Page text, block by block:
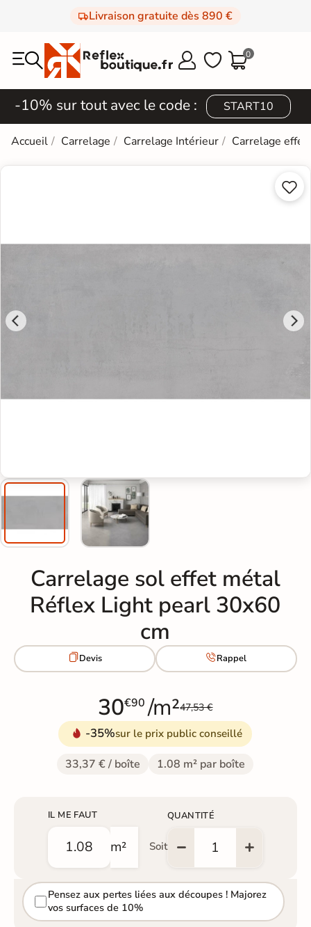
Livraison gratuite dès 890 €
  0
-10% sur tout avec le code : START10
Accueil Carrelage Carrelage Intérieur Carrelage


Carrelage sol effet métal
Réflex Light pearl 30x60
cm
Devis Rappel
30€90 /m²47,53 €
-35%sur le prix public conseillé
33,37 € / boîte 1.08 m² par boîte
IL ME FAUT
m² Soit
QUANTITÉ
Pensez aux pertes liées aux découpes ! Majorez
vos surfaces de 10%